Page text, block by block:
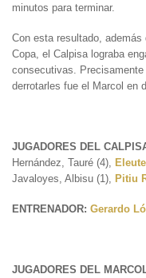
minutos para terminar.
Con esta resultado,
Copa, el Calpisa lograba
consecutivas.
derrotarles fue el Marcol en
JUGADORES DEL
Hernández, Tauré (4),
Javaloyes, Albisu (1), Pitiu
ENTRENADOR: Gerardo
JUGADORES DEL